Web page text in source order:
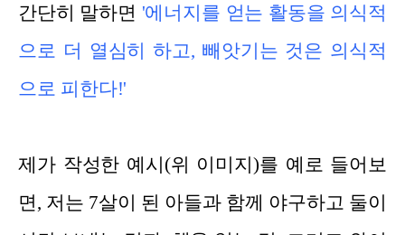
간단히 말하면 '에너지를 얻는 활동을 의식적
으로 더 열심히 하고, 빼앗기는 것은 의식적
으로 피한다!'
제가 작성한 예시(위 이미지)를 예로 들어보
면, 저는 7살이 된 아들과 함께 야구하고 둘이